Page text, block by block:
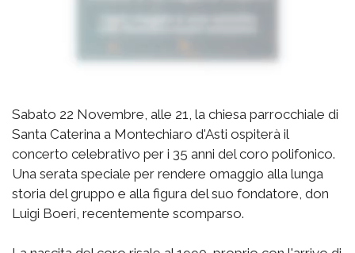
Sabato 22 Novembre, alle 21, la chiesa parrocchiale di
Santa Caterina a Montechiaro d'Asti ospiterà il
concerto celebrativo per i 35 anni del coro polifonico.
Una serata speciale per rendere omaggio alla lunga
storia del gruppo e alla figura del suo fondatore, don
Luigi Boeri, recentemente scomparso.